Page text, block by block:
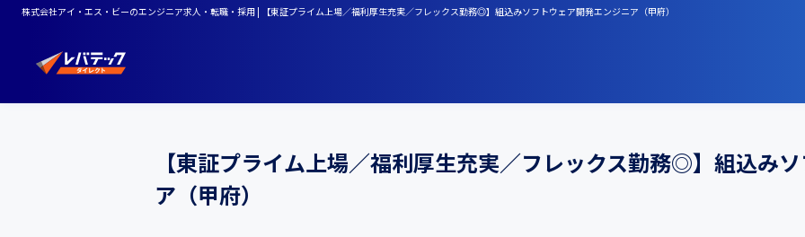
株式会社アイ・エス・ビーのエンジニア求人・転職・採用 | 【東証プライム上場／福利厚生充実／フレックス勤務◎】組込みソフトウェア開発エンジニア（甲府）
【東証プライム上場／福利厚生充実／フレックス勤務◎】組込み
ア（甲府）